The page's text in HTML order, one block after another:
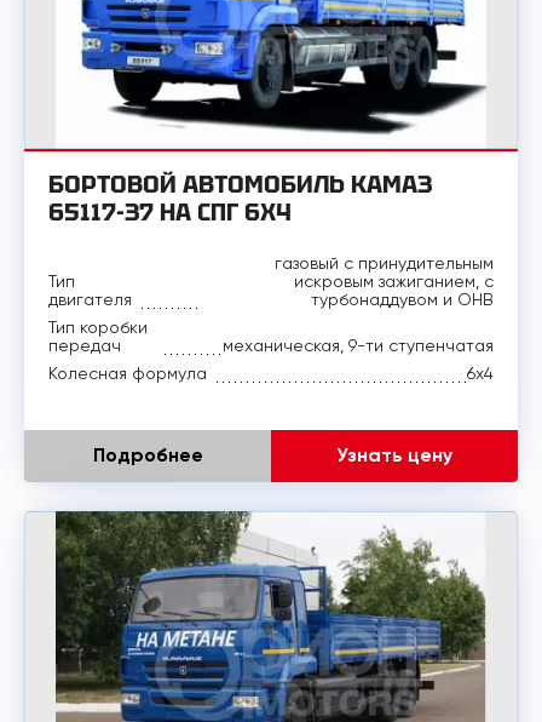
БОРТОВОЙ АВТОМОБИЛЬ КАМАЗ
65117-37 НА СПГ 6Х4
Тип
двигателя
газовый с принудительным
искровым зажиганием, с
турбонаддувом и ОНВ
Тип коробки
передач
механическая, 9-ти ступенчатая
Колесная формула
6х4
Подробнее Узнать цену